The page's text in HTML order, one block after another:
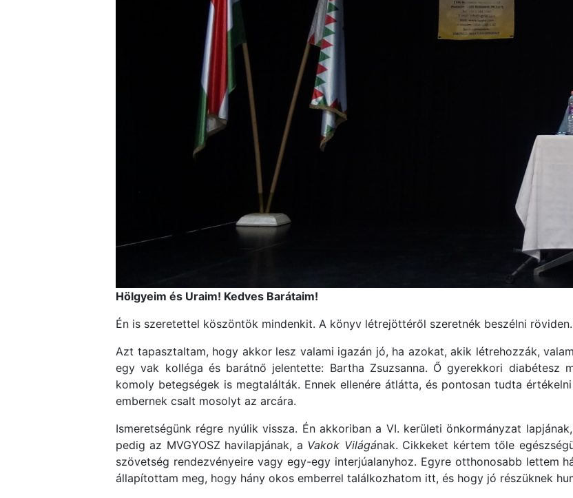
Hölgyeim és Uraim! Kedves Barátaim!
Én is szeretettel köszöntök mindenkit. A könyv létrejöttéről szeretnék beszélni röviden.
Azt tapasztaltam, hogy akkor lesz valami igazán jó, ha azokat, akik létrehozzák,
egy vak kolléga és barátnő jelentette: Bartha Zsuzsanna. Ő gyerekkori
komoly betegségek is megtalálták. Ennek ellenére átlátta, és pontosan tudta
embernek csalt mosolyt az arcára.
Ismeretségünk régre nyúlik vissza. Én akkoriban a VI. kerületi önkormányzat
pedig az MVGYOSZ havilapjának, a Vakok Világának. Cikkeket kértem tőle
szövetség rendezvényeire vagy egy-egy interjúalanyhoz. Egyre otthonosabb lettem
állapítottam meg, hogy hány okos emberrel találkozhatom itt, és hogy jó részüknek